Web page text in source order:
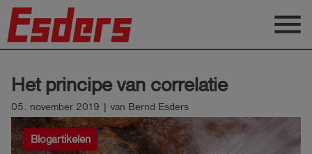
Blog
Producten
menu
Het principe van correlatie
05. november 2019 | van Bernd Esders
Blogartikelen